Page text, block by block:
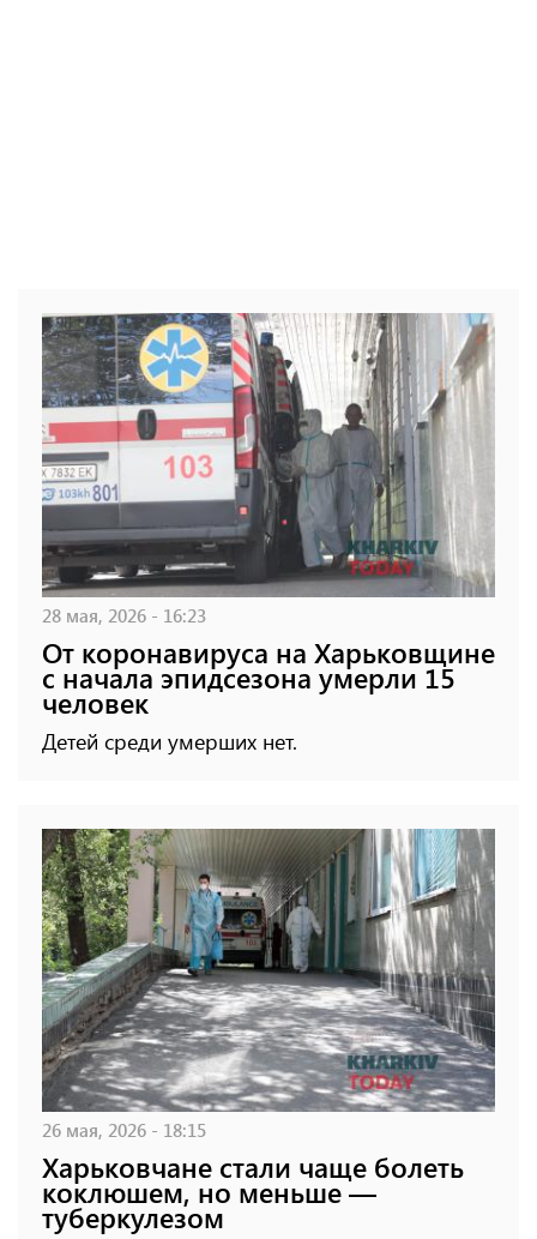
28 мая, 2026 - 16:23
От коронавируса на Харьковщине
с начала эпидсезона умерли 15
человек
Детей среди умерших нет.
26 мая, 2026 - 18:15
Харьковчане стали чаще болеть
коклюшем, но меньше —
туберкулезом